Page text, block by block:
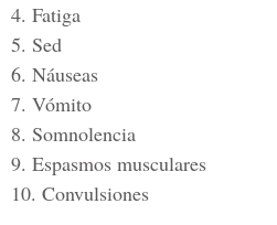
4. Fatiga
5. Sed
6. Náuseas
7. Vómito
8. Somnolencia
9. Espasmos musculares
10. Convulsiones